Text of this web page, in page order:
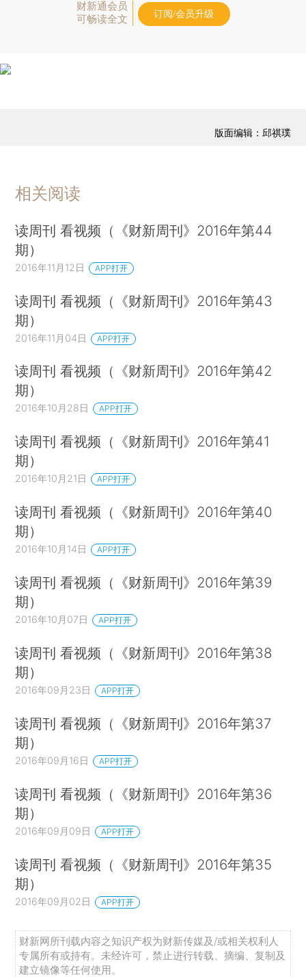
财新通会员
可畅读全文
订阅/会员升级
版面编辑：邱祺璞
相关阅读
读周刊 看视频（《财新周刊》2016年第44
期）
2016年11月12日 APP打开
读周刊 看视频（《财新周刊》2016年第43
期）
2016年11月04日 APP打开
读周刊 看视频（《财新周刊》2016年第42
期）
2016年10月28日 APP打开
读周刊 看视频（《财新周刊》2016年第41
期）
2016年10月21日 APP打开
读周刊 看视频（《财新周刊》2016年第40
期）
2016年10月14日 APP打开
读周刊 看视频（《财新周刊》2016年第39
期）
2016年10月07日 APP打开
读周刊 看视频（《财新周刊》2016年第38
期）
2016年09月23日 APP打开
读周刊 看视频（《财新周刊》2016年第37
期）
2016年09月16日 APP打开
读周刊 看视频（《财新周刊》2016年第36
期）
2016年09月09日 APP打开
读周刊 看视频（《财新周刊》2016年第35
期）
2016年09月02日 APP打开
财新网所刊载内容之知识产权为财新传媒及/或相关权利人
专属所有或持有。未经许可，禁止进行转载、摘编、复制及
建立镜像等任何使用。